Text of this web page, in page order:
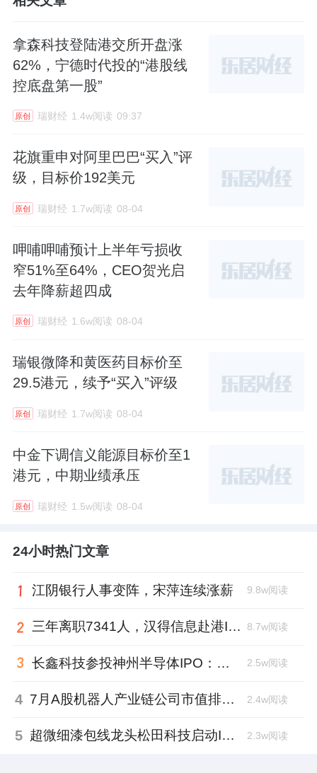
拿森科技登陆港交所开盘涨
62%，宁德时代投的“港股线
控底盘第一股”
原创 瑞财经 1.4w阅读 09:37
花旗重申对阿里巴巴“买入”评
级，目标价192美元
原创 瑞财经 1.7w阅读 08-04
呷哺呷哺预计上半年亏损收
窄51%至64%，CEO贺光启
去年降薪超四成
原创 瑞财经 1.6w阅读 08-04
瑞银微降和黄医药目标价至
29.5港元，续予“买入”评级
原创 瑞财经 1.7w阅读 08-04
中金下调信义能源目标价至1
港元，中期业绩承压
原创 瑞财经 1.5w阅读 08-04
24小时热门文章
江阴银行人事变阵，宋萍连续涨薪 9.8w阅读
三年离职7341人，汉得信息赴港IPO前欠缴社保1.55亿元 8.7w阅读
长鑫科技参投神州半导体IPO：朱培文、陈觉晓变现2.6亿，董秘和保荐人有旧 2.5w阅读
4 7月A股机器人产业链公司市值排行：大族激光跌去四成，奥比中光跻身前三 2.4w阅读
5 超微细漆包线龙头松田科技启动IPO：东方证券辅导，君联资本加持 2.3w阅读